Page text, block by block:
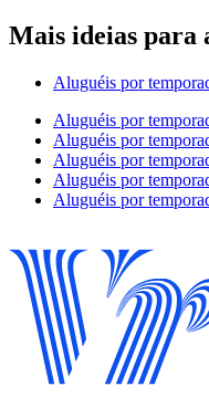
Mais ideias para
Aluguéis por
Aluguéis por
Aluguéis por
Aluguéis por
Aluguéis por
Aluguéis por